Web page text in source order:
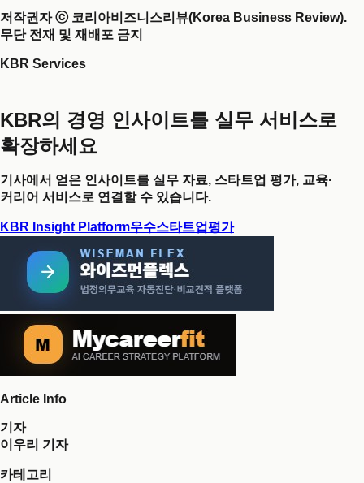
저작권자 ⓒ 코리아비즈니스리뷰(Korea Business Review).
무단 전재 및 재배포 금지
KBR Services
KBR의 경영 인사이트를 실무 서비스로
확장하세요
기사에서 얻은 인사이트를 실무 자료, 스타트업 평가, 교육·
커리어 서비스로 연결할 수 있습니다.
KBR Insight Platform우수스타트업평가
Article Info
기자
이우리 기자
카테고리